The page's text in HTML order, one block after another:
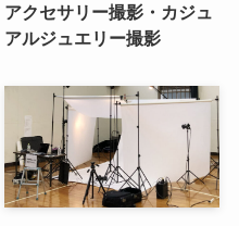
アクセサリー撮影・カジュ
アルジュエリー撮影